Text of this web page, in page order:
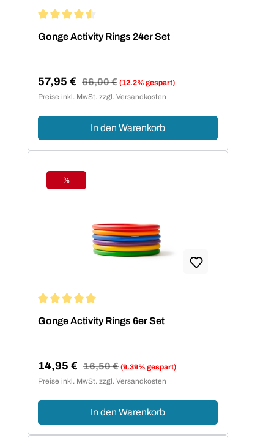
Gonge Activity Rings 24er Set
Verkaufspreis:
57,95 € Regulärer Preis:
66,00 € (12.2% gespart)
Preise inkl. MwSt. zzgl. Versandkosten
In den Warenkorb
Rabatt
%
Gonge Activity Rings 6er Set
Verkaufspreis:
14,95 € Regulärer Preis:
16,50 € (9.39% gespart)
Preise inkl. MwSt. zzgl. Versandkosten
In den Warenkorb